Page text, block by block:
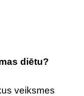
diētu?
veiksmes